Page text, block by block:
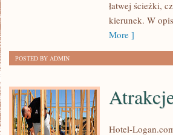
łatwej ścieżki,
kierunek. W
More ]
POSTED BY ADMIN
Hotel-